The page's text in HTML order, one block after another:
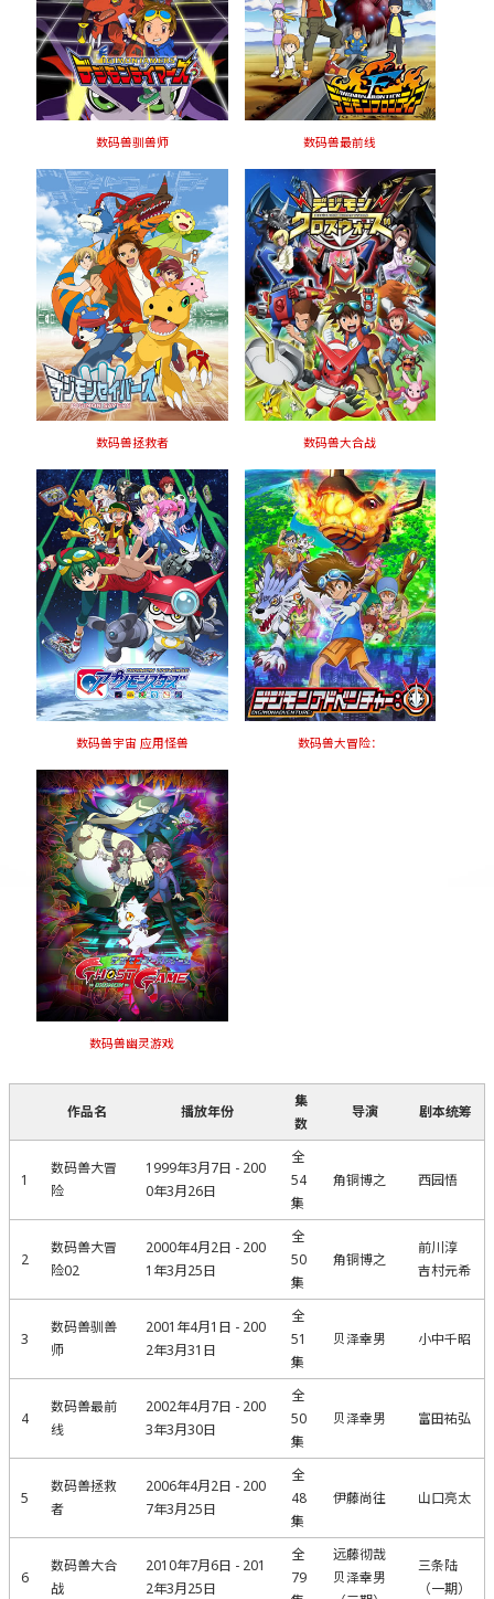
数码兽驯兽师 数码兽最前线
数码兽拯救者 数码兽大合战
数码兽宇宙 应用怪兽 数码兽大冒险：
数码兽幽灵游戏
作品名 播放年份
集
数
导演 剧本统筹
1
数码兽大冒
险
1999年3月7日 - 200
0年3月26日
全
54
集
角铜博之 西园悟
2
数码兽大冒
险02
2000年4月2日 - 200
1年3月25日
全
50
集
角铜博之
前川淳
吉村元希
3
数码兽驯兽
师
2001年4月1日 - 200
2年3月31日
全
51
集
贝泽幸男 小中千昭
4
数码兽最前
线
2002年4月7日 - 200
3年3月30日
全
50
集
贝泽幸男 富田祐弘
5
数码兽拯救
者
2006年4月2日 - 200
7年3月25日
全
48
集
伊藤尚往 山口亮太
6
数码兽大合
战
2010年7月6日 - 201
2年3月25日
全
79
远藤彻哉
贝泽幸男
三条陆
（一期）